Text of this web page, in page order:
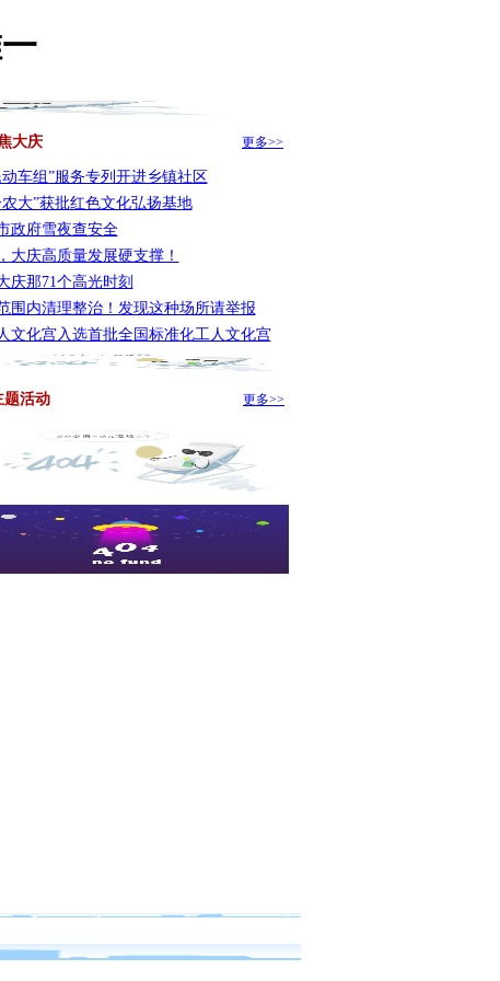
大庆 更多>>
动车组”服务专列开进乡镇社区
农大”获批红色文化弘扬基地
政府雪夜查安全
大庆高质量发展硬支撑！
庆那71个高光时刻
围内清理整治！发现这种场所请举报
文化宫入选首批全国标准化工人文化宫
题活动 更多>>